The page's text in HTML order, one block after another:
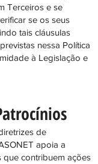
Terceiros e se
se os seus
tais cláusulas
nessa Política
à Legislação e
de
apoia a
contribuem ações